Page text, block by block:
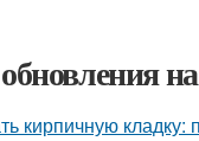
кирпичную кладку: